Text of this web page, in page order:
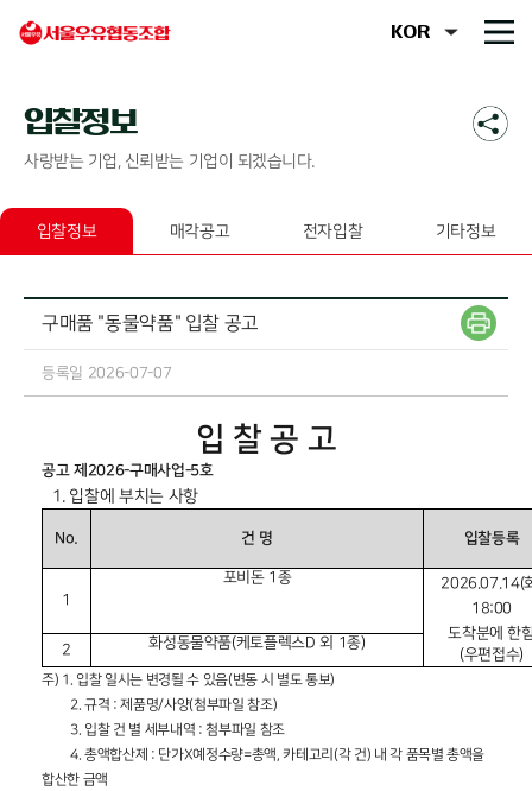
입찰정보
사랑받는 기업, 신뢰받는 기업이 되겠습니다.
입찰정보 매각공고 전자입찰 기타정보
구매품 "동물약품" 입찰 공고
등록일 2026-07-07
입 찰 공 고
공고 제 2026-구매사업-5호
1. 입찰에 부치는 사항
No. 건 명 입찰등록
1
포비돈 1 종 2026.07.14(
18:00
도착분에 한
(우편접수)
2 화성동물약품(케토플렉스D외 1종)
주) 1. 입찰 일시는 변경될 수 있음(변동 시 별도 통보)
2. 규격 :제품명/사양(첨부파일 참조)
3. 입찰 건 별 세부내역 : 첨부파일 참조
4. 총액합산제 : 단가X예정수량=총액,카테고리 (각 건) 내 각 품목별 총액을
합산한 금액